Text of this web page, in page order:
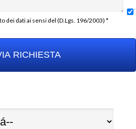
dei dati ai sensi del (D.Lgs. 196/2003) *